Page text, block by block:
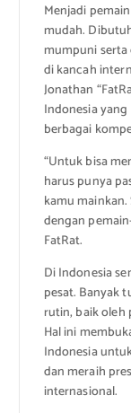
Menjadi
mudah.
mumpuni
di kancah
Jonathan
Indonesia
berbagai
“Untuk bisa
harus punya
kamu
dengan
FatRat.
Di Indonesia
pesat. Banyak
rutin, baik oleh
Hal ini
Indonesia
dan meraih
internasional.